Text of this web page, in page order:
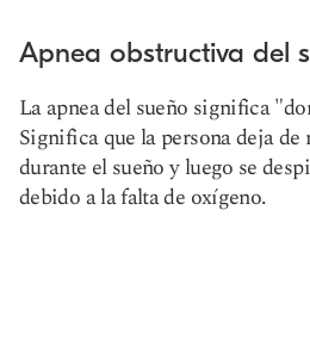
Apnea obstructiva del
La apnea del sueño significa
Significa que la persona deja de
durante el sueño y luego se
debido a la falta de oxígeno.